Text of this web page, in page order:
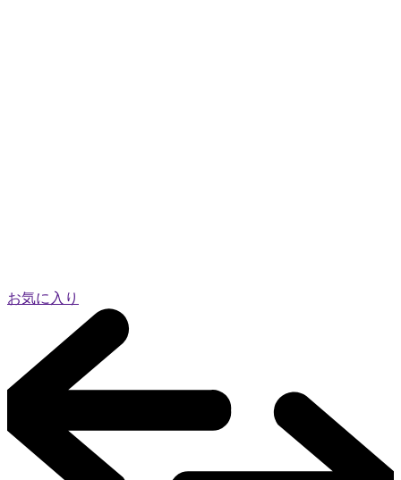
お気に入り